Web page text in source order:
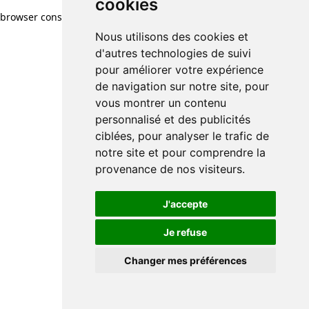
cookies
Nous utilisons des cookies et
d'autres technologies de suivi
pour améliorer votre expérience
de navigation sur notre site, pour
vous montrer un contenu
personnalisé et des publicités
ciblées, pour analyser le trafic de
notre site et pour comprendre la
provenance de nos visiteurs.
J'accepte
Je refuse
Changer mes préférences
browser console for more information)